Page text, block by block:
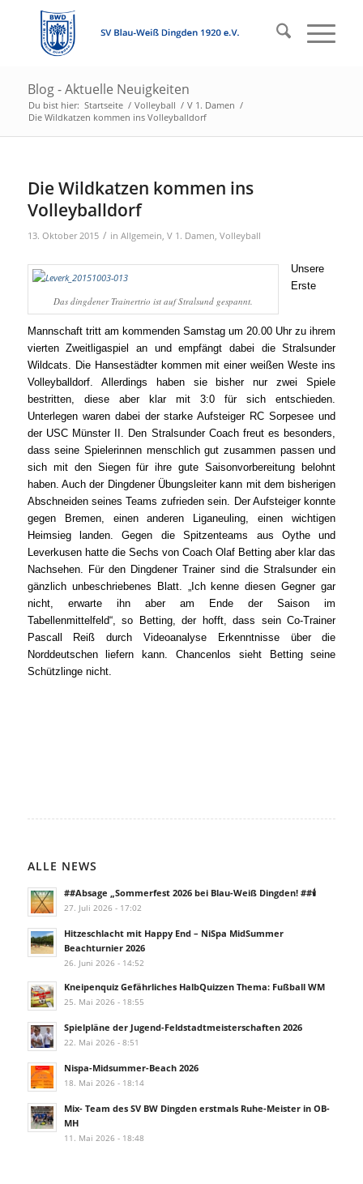
Blog - Aktuelle Neuigkeiten
Du bist hier: Startseite / Volleyball / V 1. Damen /
Die Wildkatzen kommen ins Volleyballdorf
Die Wildkatzen kommen ins
Volleyballdorf
13. Oktober 2015 / in Allgemein, V 1. Damen, Volleyball
Das dingdener Trainertrio ist auf Stralsund gespannt.
Unsere
Erste
Mannschaft tritt am kommenden Samstag um 20.00 Uhr zu ihrem
vierten Zweitligaspiel an und empfängt dabei die Stralsunder
Wildcats. Die Hansestädter kommen mit einer weißen Weste ins
Volleyballdorf. Allerdings haben sie bisher nur zwei Spiele
bestritten, diese aber klar mit 3:0 für sich entschieden.
Unterlegen waren dabei der starke Aufsteiger RC Sorpesee und
der USC Münster II. Den Stralsunder Coach freut es besonders,
dass seine Spielerinnen menschlich gut zusammen passen und
sich mit den Siegen für ihre gute Saisonvorbereitung belohnt
haben. Auch der Dingdener Übungsleiter kann mit dem bisherigen
Abschneiden seines Teams zufrieden sein. Der Aufsteiger konnte
gegen Bremen, einen anderen Liganeuling, einen wichtigen
Heimsieg landen. Gegen die Spitzenteams aus Oythe und
Leverkusen hatte die Sechs von Coach Olaf Betting aber klar das
Nachsehen. Für den Dingdener Trainer sind die Stralsunder ein
gänzlich unbeschriebenes Blatt. „Ich kenne diesen Gegner gar
nicht, erwarte ihn aber am Ende der Saison im
Tabellenmittelfeld“, so Betting, der hofft, dass sein Co-Trainer
Pascall Reiß durch Videoanalyse Erkenntnisse über die
Norddeutschen liefern kann. Chancenlos sieht Betting seine
Schützlinge nicht.
ALLE NEWS
##Absage „Sommerfest 2026 bei Blau-Weiß Dingden! ##🕯️
27. Juli 2026 - 17:02
Hitzeschlacht mit Happy End – NiSpa MidSummer
Beachturnier 2026
26. Juni 2026 - 14:52
Kneipenquiz Gefährliches HalbQuizzen Thema: Fußball WM
25. Mai 2026 - 18:55
Spielpläne der Jugend-Feldstadtmeisterschaften 2026
22. Mai 2026 - 8:51
Nispa-Midsummer-Beach 2026
18. Mai 2026 - 18:14
Mix- Team des SV BW Dingden erstmals Ruhe-Meister in OB-
MH
11. Mai 2026 - 18:48